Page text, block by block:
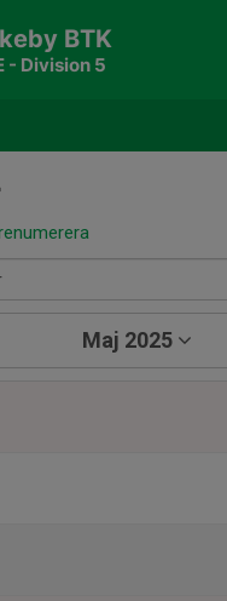
BTK
- Division 5
Maj 2025